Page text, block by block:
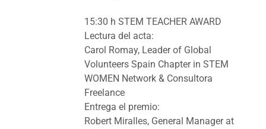
15:30 h STEM TEACHER AWARD
Lectura del acta:
Carol Romay, Leader of Global
Volunteers Spain Chapter in STEM
WOMEN Network & Consultora
Freelance
Entrega el premio:
Robert Miralles, General Manager at